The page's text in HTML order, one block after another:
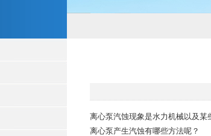
离心泵汽蚀现象是水力机械以及
离心泵产生汽蚀有哪些方法呢？